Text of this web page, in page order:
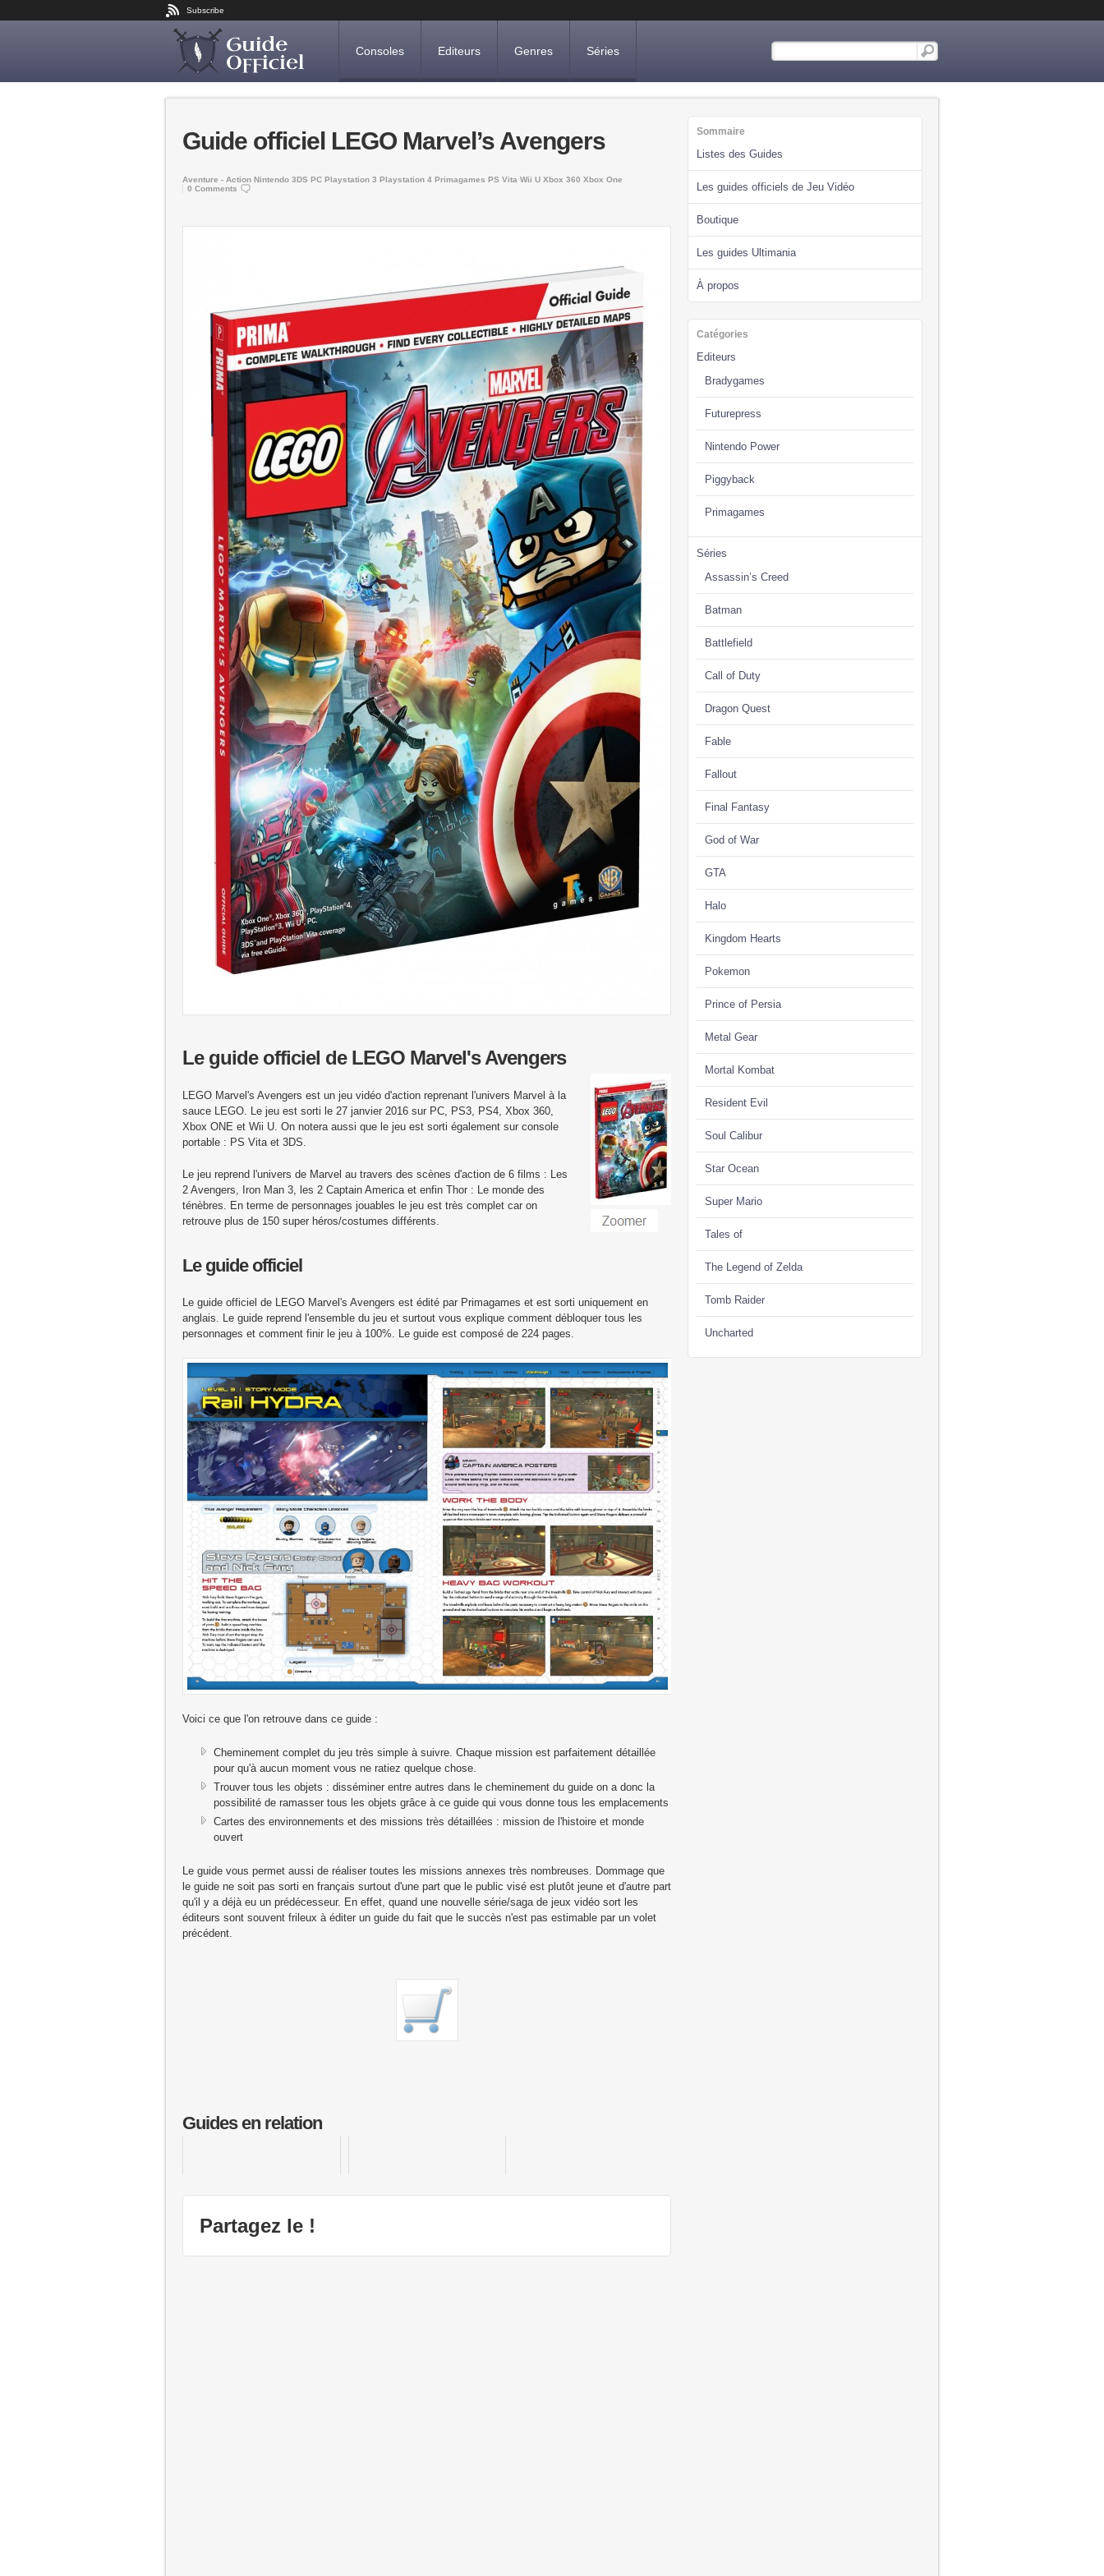
Subscribe
Consoles Editeurs Genres Séries
Guide officiel LEGO Marvel’s Avengers
Aventure - Action Nintendo 3DS PC Playstation 3 Playstation 4 Primagames PS Vita Wii U Xbox 360 Xbox One
0 Comments
Le guide officiel de LEGO Marvel's Avengers
LEGO Marvel's Avengers est un jeu vidéo d'action reprenant l'univers Marvel à la
sauce LEGO. Le jeu est sorti le 27 janvier 2016 sur PC, PS3, PS4, Xbox 360,
Xbox ONE et Wii U. On notera aussi que le jeu est sorti également sur console
portable : PS Vita et 3DS.
Le jeu reprend l'univers de Marvel au travers des scènes d'action de 6 films : Les
2 Avengers, Iron Man 3, les 2 Captain America et enfin Thor : Le monde des
ténèbres. En terme de personnages jouables le jeu est très complet car on
retrouve plus de 150 super héros/costumes différents.
Le guide officiel
Le guide officiel de LEGO Marvel's Avengers est édité par Primagames et est sorti uniquement en
anglais. Le guide reprend l'ensemble du jeu et surtout vous explique comment débloquer tous les
personnages et comment finir le jeu à 100%. Le guide est composé de 224 pages.
Voici ce que l'on retrouve dans ce guide :
Cheminement complet du jeu très simple à suivre. Chaque mission est parfaitement détaillée
pour qu'à aucun moment vous ne ratiez quelque chose.
Trouver tous les objets : disséminer entre autres dans le cheminement du guide on a donc la
possibilité de ramasser tous les objets grâce à ce guide qui vous donne tous les emplacements
Cartes des environnements et des missions très détaillées : mission de l'histoire et monde
ouvert
Le guide vous permet aussi de réaliser toutes les missions annexes très nombreuses. Dommage que
le guide ne soit pas sorti en français surtout d'une part que le public visé est plutôt jeune et d'autre part
qu'il y a déjà eu un prédécesseur. En effet, quand une nouvelle série/saga de jeux vidéo sort les
éditeurs sont souvent frileux à éditer un guide du fait que le succès n'est pas estimable par un volet
précédent.
Guides en relation
Partagez le !
Sommaire
Listes des Guides
Les guides officiels de Jeu Vidéo
Boutique
Les guides Ultimania
À propos
Catégories
Editeurs
Bradygames
Futurepress
Nintendo Power
Piggyback
Primagames
Séries
Assassin’s Creed
Batman
Battlefield
Call of Duty
Dragon Quest
Fable
Fallout
Final Fantasy
God of War
GTA
Halo
Kingdom Hearts
Pokemon
Prince of Persia
Metal Gear
Mortal Kombat
Resident Evil
Soul Calibur
Star Ocean
Super Mario
Tales of
The Legend of Zelda
Tomb Raider
Uncharted